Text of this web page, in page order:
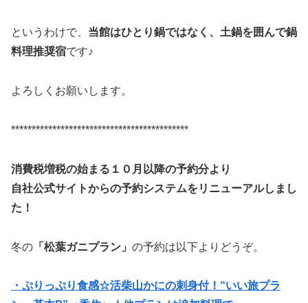
というわけで、 当館はひとり鍋ではなく、土鍋を囲んで鍋
料理推奨宿です♪
よろしくお願いします。
*******************************************
消費税増税の始まる１０月以降の予約分より
自社公式サイトからの予約システムをリニューアルしまし
た！
冬の 「松葉ガニプラン」 の予約は以下よりどうぞ。
・ぷりっぷり食感☆活柴山かにの刺身付！“いい旅プラ